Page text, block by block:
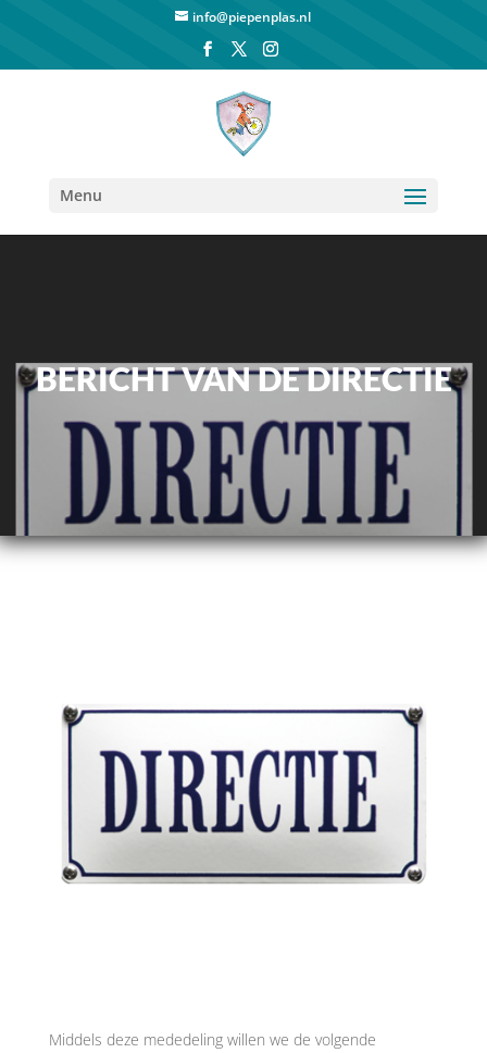
info@piepenplas.nl
Menu
BERICHT VAN DE DIRECTIE
Middels deze mededeling willen we de volgende